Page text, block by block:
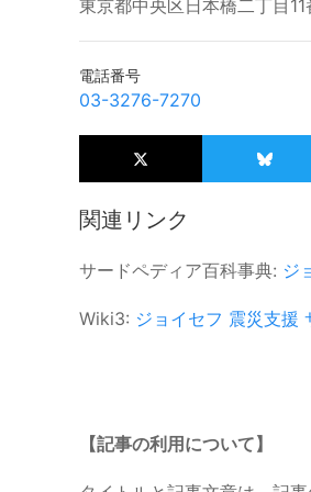
東京都中央区日本橋二丁目
電話番号
03-3276-7270
関連リンク
サードペディア百科事典: ジ
Wiki3: ジョイセフ 震災支援
【記事の利用について】